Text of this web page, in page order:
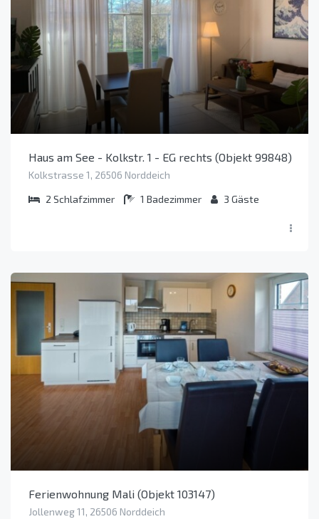
Haus am See - Kolkstr. 1 - EG rechts (Objekt 99848)
Kolkstrasse 1, 26506 Norddeich
2 Schlafzimmer 1 Badezimmer 3 Gäste
Ferienwohnung Mali (Objekt 103147)
Jollenweg 11, 26506 Norddeich